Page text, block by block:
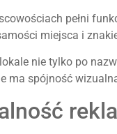
pełni
miejsca i
nie tylko po
ma spójność